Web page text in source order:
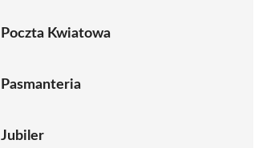
Poczta Kwiatowa
Pasmanteria
Jubiler